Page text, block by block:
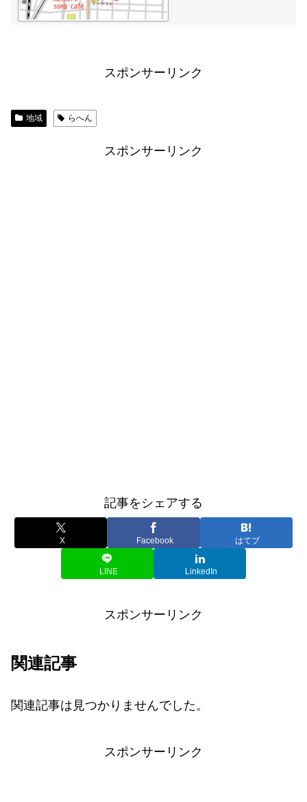
スポンサーリンク
地域 らへん
スポンサーリンク
記事をシェアする
X Facebook はてブ
LINE LinkedIn
スポンサーリンク
関連記事
関連記事は見つかりませんでした。
スポンサーリンク